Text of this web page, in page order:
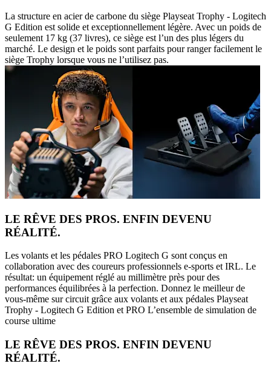
La structure en acier de carbone du siège Playseat Trophy - Logitech
G Edition est solide et exceptionnellement légère. Avec un poids de
seulement 17 kg (37 livres), ce siège est l’un des plus légers du
marché. Le design et le poids sont parfaits pour ranger facilement le
siège Trophy lorsque vous ne l’utilisez pas.
LE RÊVE DES PROS. ENFIN DEVENU
RÉALITÉ.
Les volants et les pédales PRO Logitech G sont conçus en
collaboration avec des coureurs professionnels e-sports et IRL. Le
résultat: un équipement réglé au millimètre près pour des
performances équilibrées à la perfection. Donnez le meilleur de
vous-même sur circuit grâce aux volants et aux pédales Playseat
Trophy - Logitech G Edition et PRO L’ensemble de simulation de
course ultime
LE RÊVE DES PROS. ENFIN DEVENU
RÉALITÉ.